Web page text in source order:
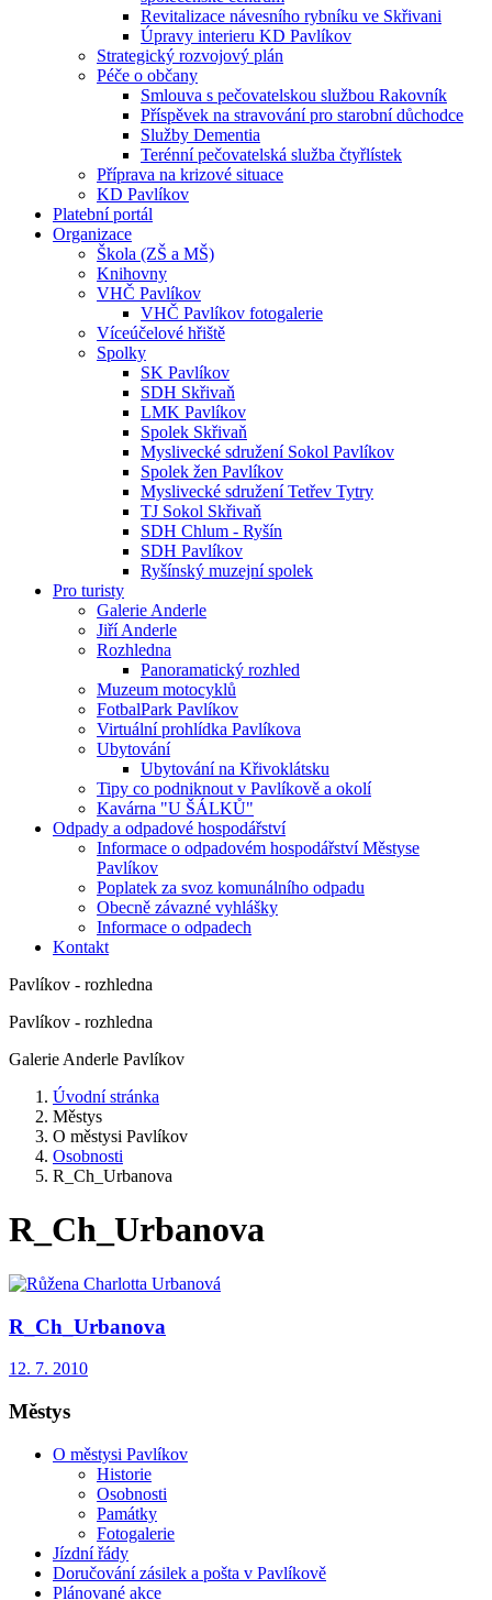
Revitalizace návesního rybníku ve Skřivani
Úpravy interieru KD Pavlíkov
Strategický rozvojový plán
Péče o občany
Smlouva s pečovatelskou službou Rakovník
Příspěvek na stravování pro starobní důchodce
Služby Dementia
Terénní pečovatelská služba čtyřlístek
Příprava na krizové situace
KD Pavlíkov
Platební portál
Organizace
Škola (ZŠ a MŠ)
Knihovny
VHČ Pavlíkov
VHČ Pavlíkov fotogalerie
Víceúčelové hřiště
Spolky
SK Pavlíkov
SDH Skřivaň
LMK Pavlíkov
Spolek Skřivaň
Myslivecké sdružení Sokol Pavlíkov
Spolek žen Pavlíkov
Myslivecké sdružení Tetřev Tytry
TJ Sokol Skřivaň
SDH Chlum - Ryšín
SDH Pavlíkov
Ryšínský muzejní spolek
Pro turisty
Galerie Anderle
Jiří Anderle
Rozhledna
Panoramatický rozhled
Muzeum motocyklů
FotbalPark Pavlíkov
Virtuální prohlídka Pavlíkova
Ubytování
Ubytování na Křivoklátsku
Tipy co podniknout v Pavlíkově a okolí
Kavárna "U ŠÁLKŮ"
Odpady a odpadové hospodářství
Informace o odpadovém hospodářství Městyse
Pavlíkov
Poplatek za svoz komunálního odpadu
Obecně závazné vyhlášky
Informace o odpadech
Kontakt
Pavlíkov - rozhledna
Pavlíkov - rozhledna
Galerie Anderle Pavlíkov
Úvodní stránka
Městys
O městysi Pavlíkov
Osobnosti
R_Ch_Urbanova
R_Ch_Urbanova
R_Ch_Urbanova
12. 7. 2010
Městys
O městysi Pavlíkov
Historie
Osobnosti
Památky
Fotogalerie
Jízdní řády
Doručování zásilek a pošta v Pavlíkově
Plánované akce